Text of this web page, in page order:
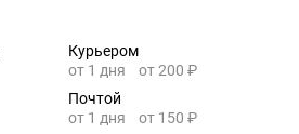
Курьером
от 1 дня
от 200 ₽
Почтой
от 1 дня
от 150 ₽